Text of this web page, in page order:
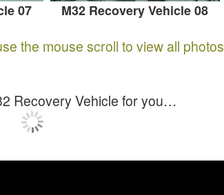
07 M32 Recovery Vehicle 08
the mouse scroll to view all photos
Recovery Vehicle for you…